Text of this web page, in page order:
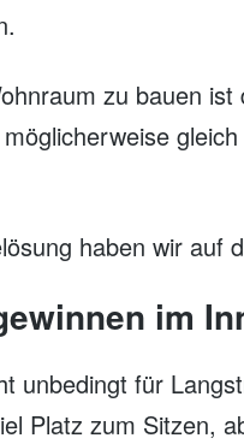
zu bauen
haben wir auf
im
unbedingt für
Platz zum Sitzen,